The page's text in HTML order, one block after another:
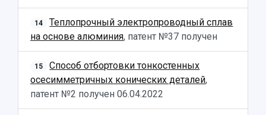
14
Теплопрочный электропроводный сплав
на основе алюминия, патент №37 получен
15
Способ отбортовки тонкостенных
осесимметричных конических деталей,
патент №2 получен 06.04.2022